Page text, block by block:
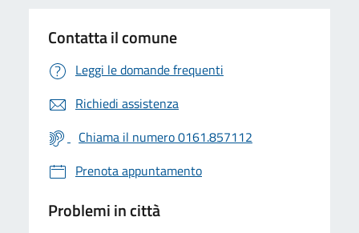
Contatta il comune
Leggi le domande frequenti
Richiedi assistenza
Chiama il numero 0161.857112
Prenota appuntamento
Problemi in città